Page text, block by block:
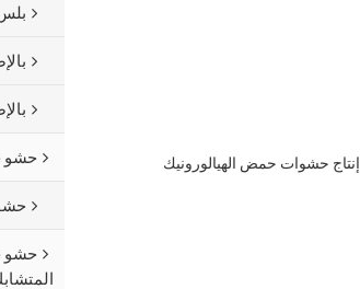
حشو
حشو
إنتاج حشوات حمض الهيالورونيك